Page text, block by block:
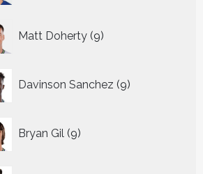
Matt Doherty 9
producten
Davinson Sanchez 9
producten
Bryan Gil 9
producten